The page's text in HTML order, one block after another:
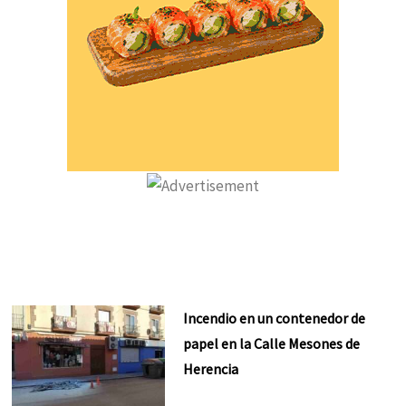
Incendio en un contenedor de
papel en la Calle Mesones de
Herencia